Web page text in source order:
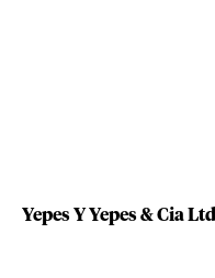
Yepes Y Yepes & Cia